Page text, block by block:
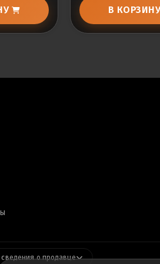
В
сведения о продавце